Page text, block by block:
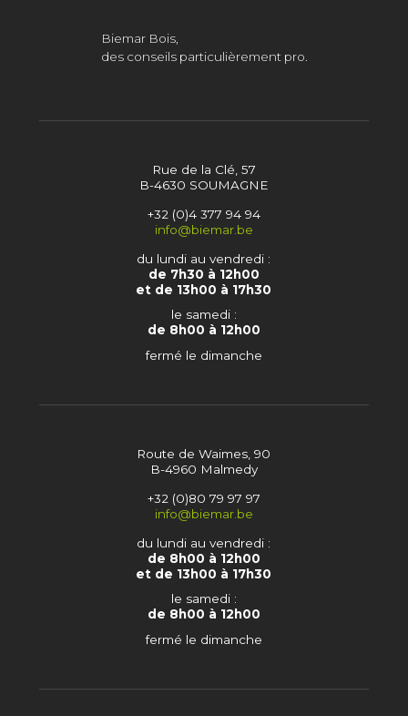
Biemar Bois,
des conseils particulièrement pro.
Rue de la Clé, 57
B-4630 SOUMAGNE
+32 (0)4 377 94 94
info@biemar.be
du lundi au vendredi :
de 7h30 à 12h00
et de 13h00 à 17h30
le samedi :
de 8h00 à 12h00
fermé le dimanche
Route de Waimes, 90
B-4960 Malmedy
+32 (0)80 79 97 97
info@biemar.be
du lundi au vendredi :
de 8h00 à 12h00
et de 13h00 à 17h30
le samedi :
de 8h00 à 12h00
fermé le dimanche